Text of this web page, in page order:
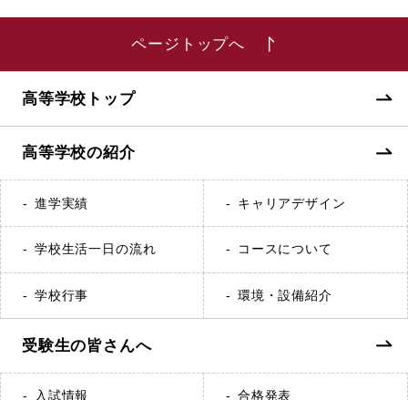
ページトップへ
高等学校トップ
高等学校の紹介
進学実績 キャリアデザイン
学校生活一日の流れ コースについて
学校行事 環境・設備紹介
受験生の皆さんへ
入試情報 合格発表